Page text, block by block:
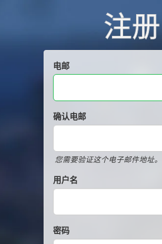
注册
电邮
确认电邮
您需要验证这个电子邮件地址。
用户名
密码